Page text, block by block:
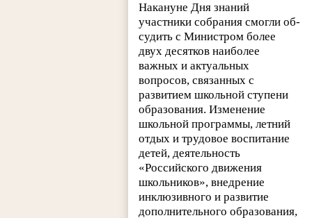
Накануне Дня знаний
участники собрания смогли об-
судить с Министром более
двух десятков наиболее
важных и актуальных
вопросов, связанных с
развитием школьной ступени
образования. Изменение
школьной программы, летний
отдых и трудовое воспитание
детей, деятельность
«Российского движения
школьников», внедрение
инклюзивного и развитие
дополнительного образования,